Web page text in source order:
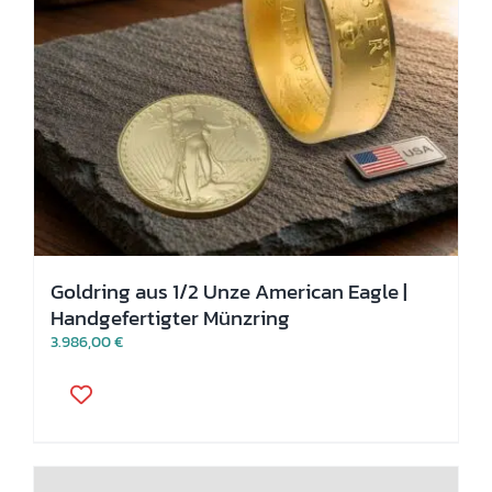
Goldring aus 1/2 Unze American Eagle |
Handgefertigter Münzring
3.986,00€
Produkt